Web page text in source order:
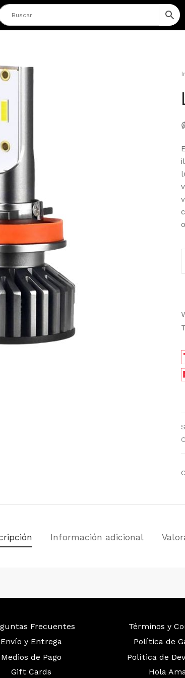
Información adicional
Frecuentes
Envío y Entrega
Medios de Pago
Gift Cards
Términos y
Política de
Política de
Hola